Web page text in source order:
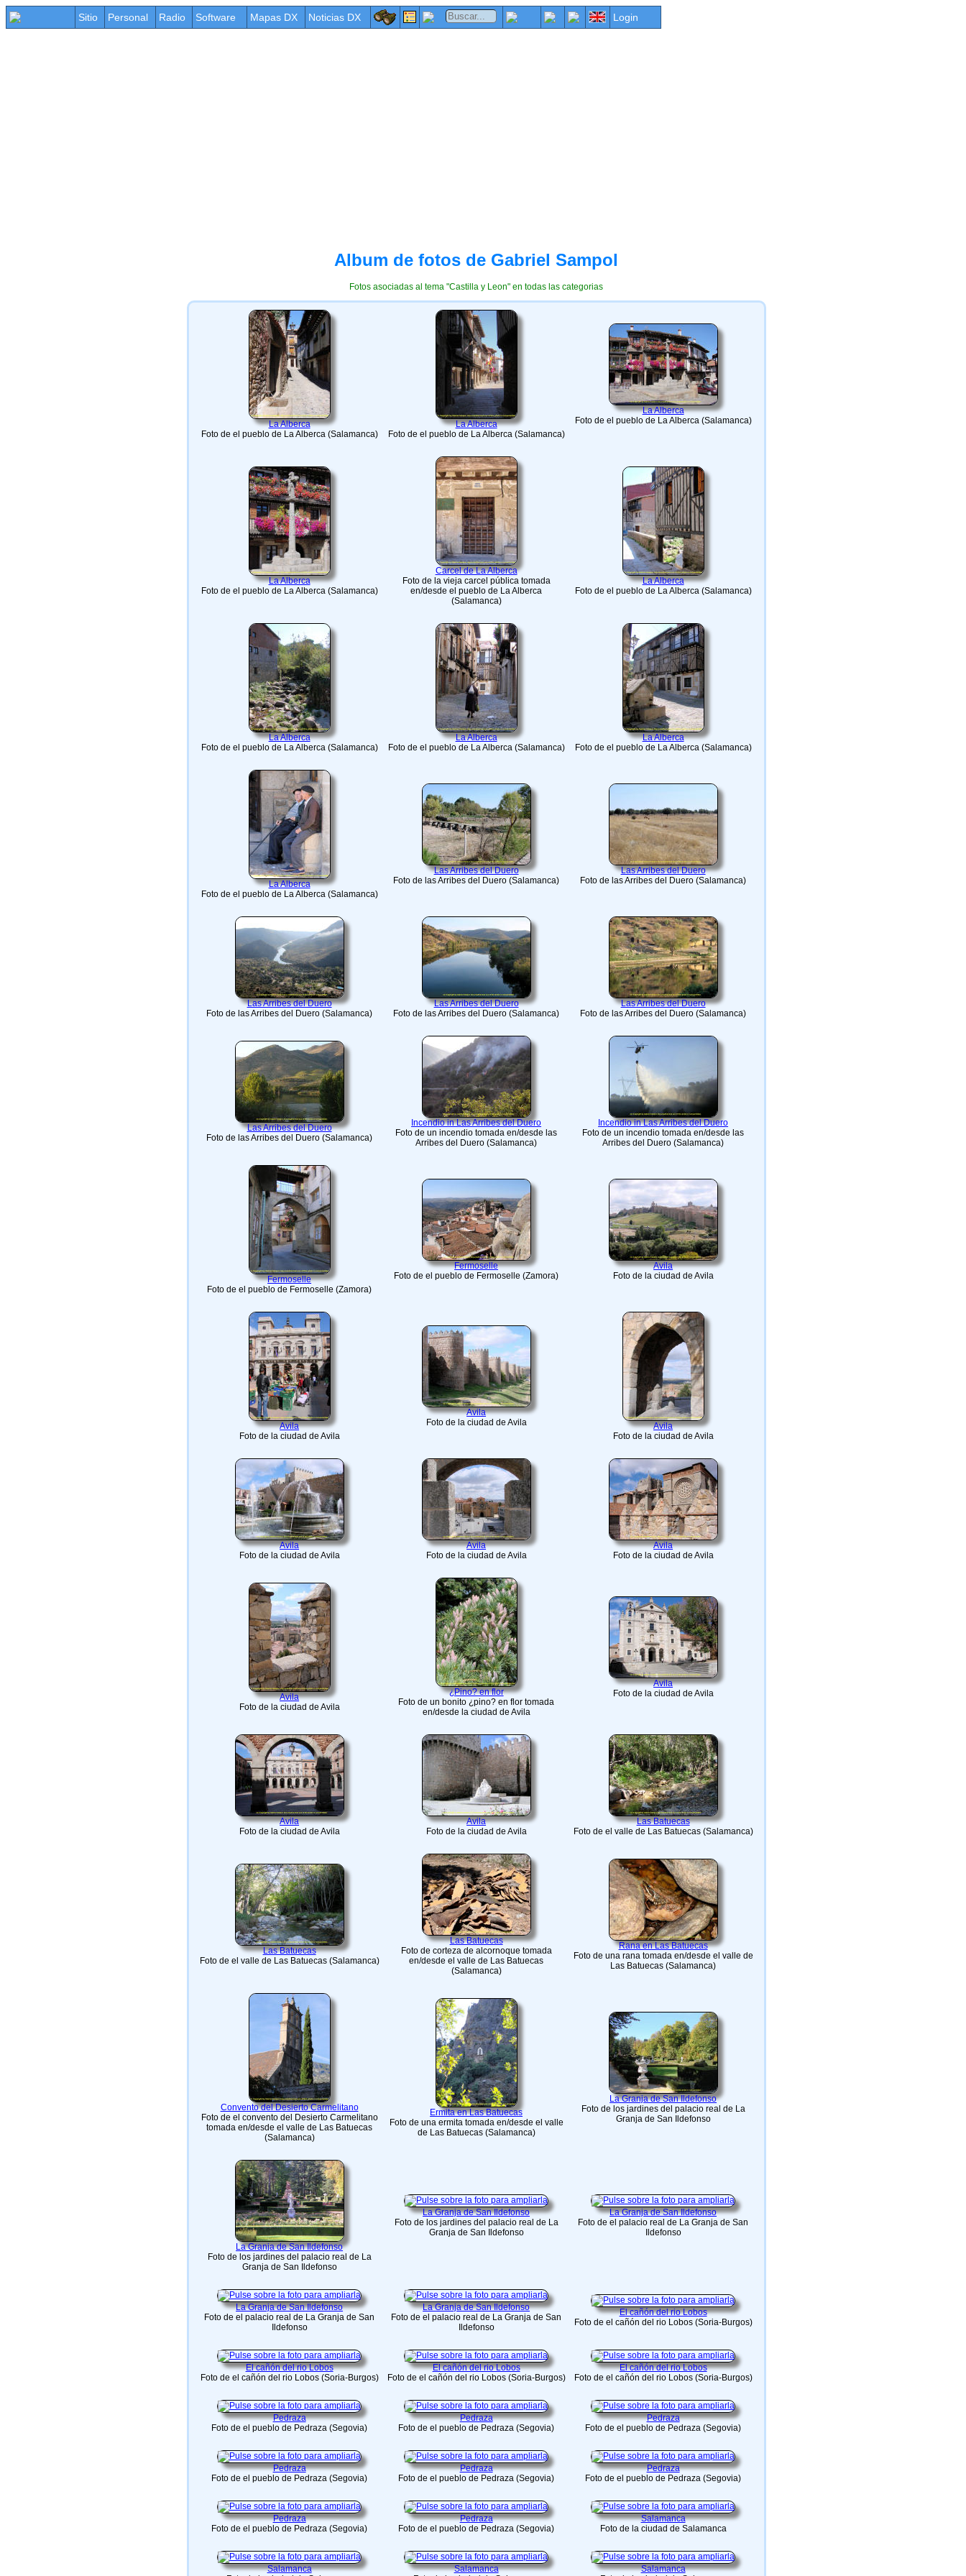
Sitio Personal Radio Software Mapas DX Noticias DX Login
Album de fotos de Gabriel Sampol
Fotos asociadas al tema "Castilla y Leon" en todas las categorias
La Alberca
Foto de el pueblo de La Alberca (Salamanca)
La Alberca
Foto de el pueblo de La Alberca (Salamanca)
La Alberca
Foto de el pueblo de La Alberca (Salamanca)
La Alberca
Foto de el pueblo de La Alberca (Salamanca)
Carcel de La Alberca
Foto de la vieja carcel pública tomada
en/desde el pueblo de La Alberca
(Salamanca)
La Alberca
Foto de el pueblo de La Alberca (Salamanca)
La Alberca
Foto de el pueblo de La Alberca (Salamanca)
La Alberca
Foto de el pueblo de La Alberca (Salamanca)
La Alberca
Foto de el pueblo de La Alberca (Salamanca)
La Alberca
Foto de el pueblo de La Alberca (Salamanca)
Las Arribes del Duero
Foto de las Arribes del Duero (Salamanca)
Las Arribes del Duero
Foto de las Arribes del Duero (Salamanca)
Las Arribes del Duero
Foto de las Arribes del Duero (Salamanca)
Las Arribes del Duero
Foto de las Arribes del Duero (Salamanca)
Las Arribes del Duero
Foto de las Arribes del Duero (Salamanca)
Las Arribes del Duero
Foto de las Arribes del Duero (Salamanca)
Incendio in Las Arribes del Duero
Foto de un incendio tomada en/desde las
Arribes del Duero (Salamanca)
Incendio in Las Arribes del Duero
Foto de un incendio tomada en/desde las
Arribes del Duero (Salamanca)
Fermoselle
Foto de el pueblo de Fermoselle (Zamora)
Fermoselle
Foto de el pueblo de Fermoselle (Zamora)
Avila
Foto de la ciudad de Avila
Avila
Foto de la ciudad de Avila
Avila
Foto de la ciudad de Avila
Avila
Foto de la ciudad de Avila
Avila
Foto de la ciudad de Avila
Avila
Foto de la ciudad de Avila
Avila
Foto de la ciudad de Avila
Avila
Foto de la ciudad de Avila
¿Pino? en flor
Foto de un bonito ¿pino? en flor tomada
en/desde la ciudad de Avila
Avila
Foto de la ciudad de Avila
Avila
Foto de la ciudad de Avila
Avila
Foto de la ciudad de Avila
Las Batuecas
Foto de el valle de Las Batuecas (Salamanca)
Las Batuecas
Foto de el valle de Las Batuecas (Salamanca)
Las Batuecas
Foto de corteza de alcornoque tomada
en/desde el valle de Las Batuecas
(Salamanca)
Rana en Las Batuecas
Foto de una rana tomada en/desde el valle de
Las Batuecas (Salamanca)
Convento del Desierto Carmelitano
Foto de el convento del Desierto Carmelitano
tomada en/desde el valle de Las Batuecas
(Salamanca)
Ermita en Las Batuecas
Foto de una ermita tomada en/desde el valle
de Las Batuecas (Salamanca)
La Granja de San Ildefonso
Foto de los jardines del palacio real de La
Granja de San Ildefonso
La Granja de San Ildefonso
Foto de los jardines del palacio real de La
Granja de San Ildefonso
La Granja de San Ildefonso
Foto de los jardines del palacio real de La
Granja de San Ildefonso
La Granja de San Ildefonso
Foto de el palacio real de La Granja de San
Ildefonso
La Granja de San Ildefonso
Foto de el palacio real de La Granja de San
Ildefonso
La Granja de San Ildefonso
Foto de el palacio real de La Granja de San
Ildefonso
El cañón del rio Lobos
Foto de el cañón del rio Lobos (Soria-Burgos)
El cañón del rio Lobos
Foto de el cañón del rio Lobos (Soria-Burgos)
El cañón del rio Lobos
Foto de el cañón del rio Lobos (Soria-Burgos)
El cañón del rio Lobos
Foto de el cañón del rio Lobos (Soria-Burgos)
Pedraza
Foto de el pueblo de Pedraza (Segovia)
Pedraza
Foto de el pueblo de Pedraza (Segovia)
Pedraza
Foto de el pueblo de Pedraza (Segovia)
Pedraza
Foto de el pueblo de Pedraza (Segovia)
Pedraza
Foto de el pueblo de Pedraza (Segovia)
Pedraza
Foto de el pueblo de Pedraza (Segovia)
Pedraza
Foto de el pueblo de Pedraza (Segovia)
Pedraza
Foto de el pueblo de Pedraza (Segovia)
Salamanca
Foto de la ciudad de Salamanca
Salamanca
Salamanca
Salamanca